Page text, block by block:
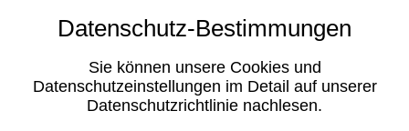
Datenschutz-Bestimmungen
Sie können unsere Cookies und
Datenschutzeinstellungen im Detail auf unserer
Datenschutzrichtlinie nachlesen.